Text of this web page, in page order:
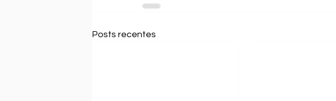
Posts recentes